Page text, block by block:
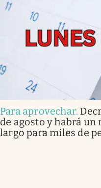
Para aprovechar.
de agosto y habrá un
largo para miles de